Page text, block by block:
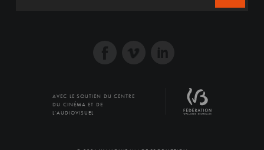
AVEC LE SOUTIEN DU CENTRE
DU CINÉMA ET DE
L'AUDIOVISUEL